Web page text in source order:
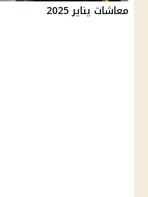
معاشات يناير 2025